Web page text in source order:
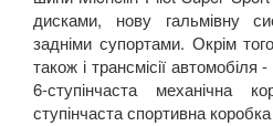
дисками, нову гальмівну
задніми супортами. Окрім
також і трансмісії
6-ступінчаста механічна
ступінчаста спортивна